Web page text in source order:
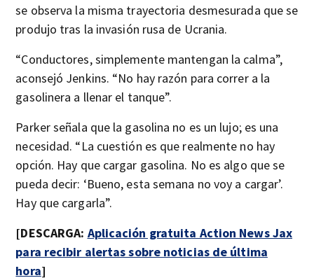
se observa la misma trayectoria desmesurada que se
produjo tras la invasión rusa de Ucrania.
“Conductores, simplemente mantengan la calma”,
aconsejó Jenkins. “No hay razón para correr a la
gasolinera a llenar el tanque”.
Parker señala que la gasolina no es un lujo; es una
necesidad. “La cuestión es que realmente no hay
opción. Hay que cargar gasolina. No es algo que se
pueda decir: ‘Bueno, esta semana no voy a cargar’.
Hay que cargarla”.
[DESCARGA: Aplicación gratuita Action News Jax
para recibir alertas sobre noticias de última
hora]